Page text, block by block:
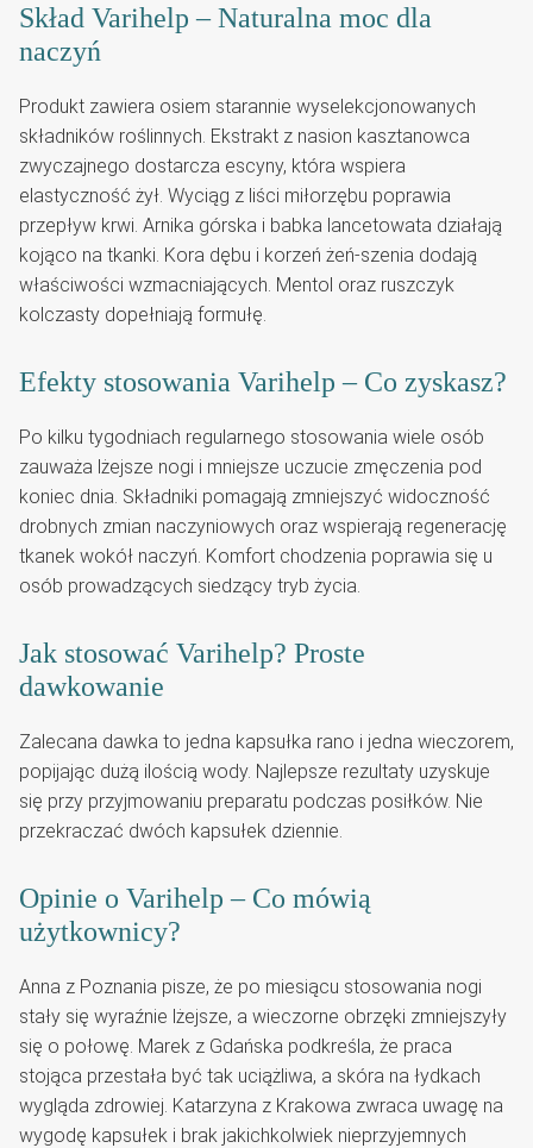
Skład Varihelp – Naturalna moc dla
naczyń
Produkt zawiera osiem starannie wyselekcjonowanych
składników roślinnych. Ekstrakt z nasion kasztanowca
zwyczajnego dostarcza escyny, która wspiera
elastyczność żył. Wyciąg z liści miłorzębu poprawia
przepływ krwi. Arnika górska i babka lancetowata działają
kojąco na tkanki. Kora dębu i korzeń żeń-szenia dodają
właściwości wzmacniających. Mentol oraz ruszczyk
kolczasty dopełniają formułę.
Efekty stosowania Varihelp – Co zyskasz?
Po kilku tygodniach regularnego stosowania wiele osób
zauważa lżejsze nogi i mniejsze uczucie zmęczenia pod
koniec dnia. Składniki pomagają zmniejszyć widoczność
drobnych zmian naczyniowych oraz wspierają regenerację
tkanek wokół naczyń. Komfort chodzenia poprawia się u
osób prowadzących siedzący tryb życia.
Jak stosować Varihelp? Proste
dawkowanie
Zalecana dawka to jedna kapsułka rano i jedna wieczorem,
popijając dużą ilością wody. Najlepsze rezultaty uzyskuje
się przy przyjmowaniu preparatu podczas posiłków. Nie
przekraczać dwóch kapsułek dziennie.
Opinie o Varihelp – Co mówią
użytkownicy?
Anna z Poznania pisze, że po miesiącu stosowania nogi
stały się wyraźnie lżejsze, a wieczorne obrzęki zmniejszyły
się o połowę. Marek z Gdańska podkreśla, że praca
stojąca przestała być tak uciążliwa, a skóra na łydkach
wygląda zdrowiej. Katarzyna z Krakowa zwraca uwagę na
wygodę kapsułek i brak jakichkolwiek nieprzyjemnych